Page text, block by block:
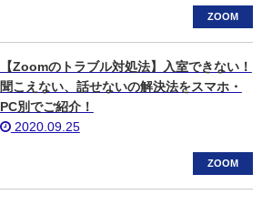
ZOOM
【Zoomのトラブル対処法】入室できない！
聞こえない、話せないの解決法をスマホ・
PC別でご紹介！
2020.09.25
ZOOM